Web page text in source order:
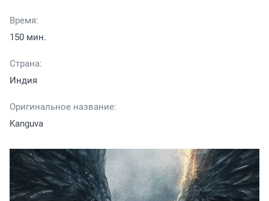
Время:
150 мин.
Страна:
Индия
Оригинальное название:
Kanguva